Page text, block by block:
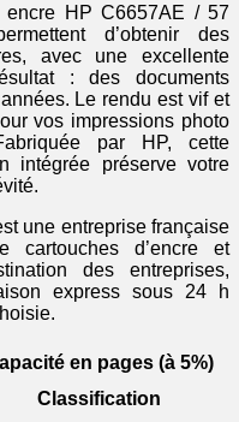
encre HP C6657AE / 57
d’obtenir des
avec une excellente
: des documents
Le rendu est vif et
vos impressions photo
par HP, cette
intégrée préserve votre
une entreprise française
cartouches d’encre et
des entreprises,
express sous 24 h
en pages (à 5%)
Classification